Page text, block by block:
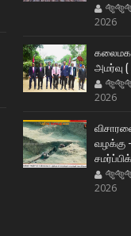
2026
அமர்வு (
2026
வழக்கு
2026